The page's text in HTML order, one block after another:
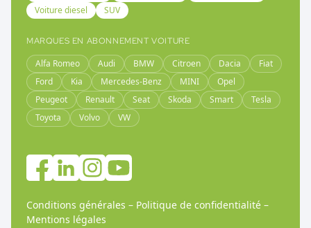
Voiture diesel
SUV
MARQUES EN ABONNEMENT VOITURE
Alfa Romeo Audi BMW Citroen Dacia
Fiat
Ford
Kia Mercedes-Benz MINI
Opel
Peugeot
Renault Seat Skoda Smart
Tesla
Toyota
Volvo VW
Conditions générales – Politique de confidentialité –
Mentions légales